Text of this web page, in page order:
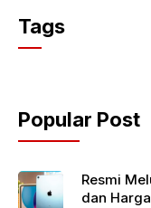
c
e
o
o
k
p
p
Tags
Popular Post
Resmi
dan